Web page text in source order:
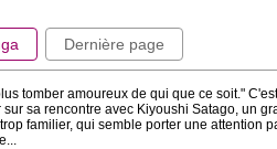
Dernière page
tomber amoureux de qui que ce soit."
sur sa rencontre avec Kiyoushi Satago, un
familier, qui semble porter une attention